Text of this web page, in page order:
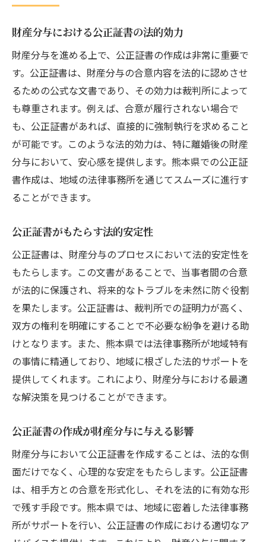
財産分与における公正証書の法的効力
財産分与を進める上で、公正証書の作成は非常に重要で
す。公正証書は、財産分与の合意内容を法的に認めさせ
るための公式な文書であり、その効力は裁判所によって
も尊重されます。例えば、合意が履行されない場合で
も、公正証書があれば、直接的に強制執行を求めること
が可能です。このような法的効力は、特に離婚後の財産
分与において、安心感を提供します。熊本県での公正証
書作成は、地域の法律事務所を通じてスムーズに進行す
ることができます。
公正証書がもたらす法的安定性
公正証書は、財産分与のプロセスにおいて法的安定性を
もたらします。この文書があることで、当事者間の合意
が法的に保護され、将来的なトラブルを未然に防ぐ役割
を果たします。公正証書は、裁判所での証明力が高く、
双方の権利を明確にすることで不必要な紛争を避ける助
けとなります。また、熊本県では法律事務所が地域特有
の事情に精通しており、地域に根ざした法的サポートを
提供してくれます。これにより、財産分与における最適
な解決策を見つけることができます。
公正証書の作成が財産分与に与える影響
財産分与において公正証書を作成することは、法的な側
面だけでなく、心理的な安定をもたらします。公正証書
は、相手方との合意を形式化し、それを法的に有効な形
で残す手段です。熊本県では、地域に密着した法律事務
所がサポートを行い、公正証書の作成における適切なア